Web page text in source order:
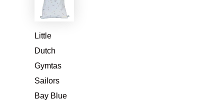
Little
Dutch
Gymtas
Sailors
Bay Blue
was:
€10,99.
is:
€8,68.